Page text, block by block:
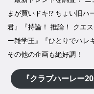
まが買いドキ!? ちょい旧
君』『持論！ 推論！ クエ
ー雑学王』『ひとりでハレ
その他の企画も絶好調！
『クラブハーレー